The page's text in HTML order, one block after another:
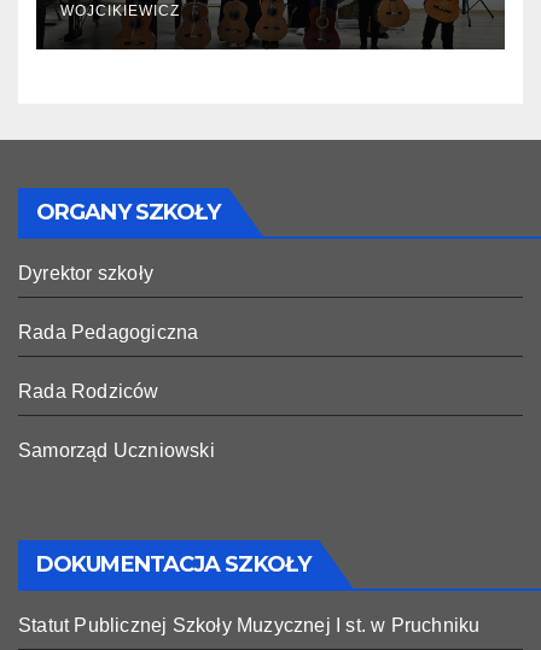
WOJCIKIEWICZ
ORGANY SZKOŁY
Dyrektor szkoły
Rada Pedagogiczna
Rada Rodziców
Samorząd Uczniowski
DOKUMENTACJA SZKOŁY
Statut Publicznej Szkoły Muzycznej I st. w Pruchniku